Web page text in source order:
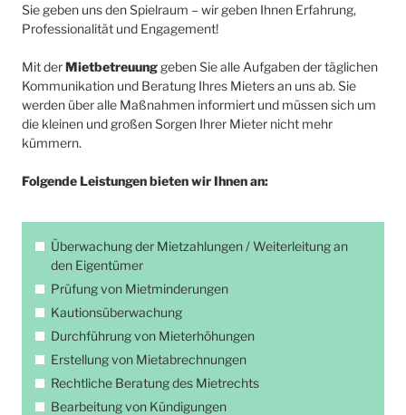
Sie geben uns den Spielraum – wir geben Ihnen Erfahrung,
Professionalität und Engagement!
Mit derMietbetreuung geben Sie alle Aufgaben der täglichen
Kommunikation und Beratung Ihres Mieters an uns ab. Sie
werden über alle Maßnahmen informiert und müssen sich um
die kleinen und großen Sorgen Ihrer Mieter nicht mehr
kümmern.
Folgende Leistungen bieten wir Ihnen an:
Überwachung der Mietzahlungen / Weiterleitung an
den Eigentümer
Prüfung von Mietminderungen
Kautionsüberwachung
Durchführung von Mieterhöhungen
Erstellung von Mietabrechnungen
Rechtliche Beratung des Mietrechts
Bearbeitung von Kündigungen